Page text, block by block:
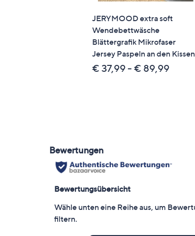
JERYMOOD extra soft
Wendebettwäsche
Blättergrafik Mikrofaser
Jersey Paspeln an den Kissen
€ 37,99 - € 89,99